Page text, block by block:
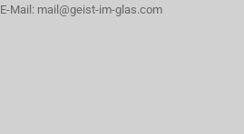
E-Mail: mail@geist-im-glas.com